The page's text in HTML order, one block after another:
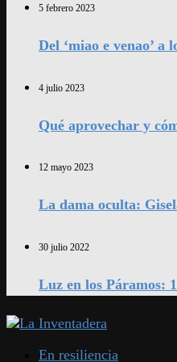
5 febrero 2023
Del ‘miao e venao’ a
4 julio 2023
Qué aprovechar y
12 mayo 2023
La dama oculta:
30 julio 2022
Luz en los Páramos:
En resiliencia